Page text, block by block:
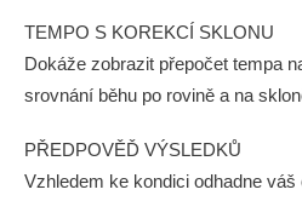
TEMPO S KOREKCÍ SKLONU
Dokáže zobrazit přepočet tempa
srovnání běhu po rovině a na
PŘEDPOVĚĎ VÝSLEDKŮ
Vzhledem ke kondici odhadne